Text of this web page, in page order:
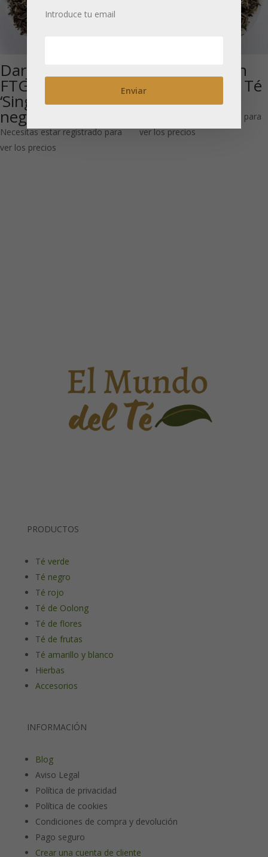
Darjeeling
FTGFOP1 Tipo
‘Singtom’ Bio: Té
negro
Necesitas estar registrado para
ver los precios
SFTGFOP1 ‘Jun
Chiyabari’ Bio: Té
negro
Necesitas estar registrado para
ver los precios
PRODUCTOS
Té verde
Té negro
Té rojo
Té de Oolong
Té de flores
Té de frutas
Té amarillo y blanco
Hierbas
Accesorios
INFORMACIÓN
Blog
Aviso Legal
Política de privacidad
Política de cookies
Condiciones de compra y devolución
Pago seguro
Crear una cuenta de cliente
Introduce tu email